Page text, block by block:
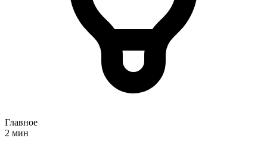
Главное
2 мин